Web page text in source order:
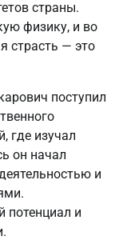
страны.
физику, и во
страсть — это
поступил
где изучал
он начал
и
потенциал и